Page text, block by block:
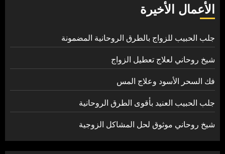
الأعمال الأخيرة
جلب الحبيب للزواج بالطرق الروحانية المضمونة
شيخ روحاني لعلاج تعطيل الزواج
فك السحر الأسود وعلاج المس
جلب الحبيب العنيد بأقوى الطرق الروحانية
شيخ روحاني موثوق لحل المشاكل الزوجية